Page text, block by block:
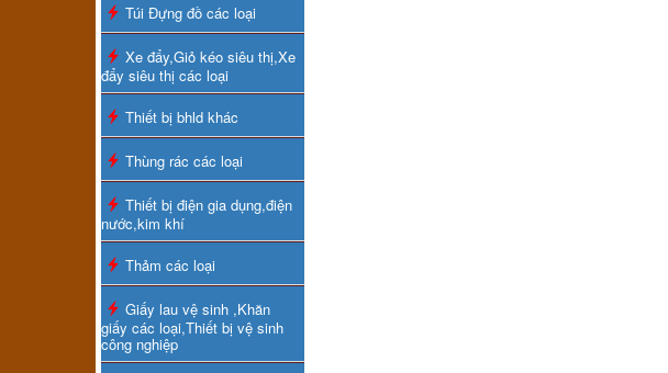
Túi Đựng đồ các loại
Xe đẩy,Giỏ kéo siêu thị,Xe
đẩy siêu thị các loại
Thiết bị bhld khác
Thùng rác các loại
Thiết bị điện gia dụng,điện
nước,kim khí
Thảm các loại
Giấy lau vệ sinh ,Khăn
giấy các loại,Thiết bị vệ sinh
công nghiệp